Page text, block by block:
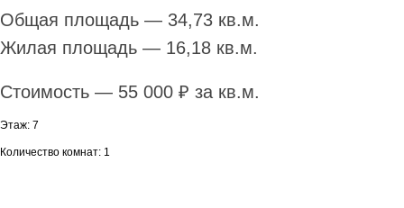
Общая площадь — 34,73 кв.м.
Жилая площадь — 16,18 кв.м.
Стоимость — 55 000 ₽ за кв.м.
Этаж: 7
Количество комнат: 1